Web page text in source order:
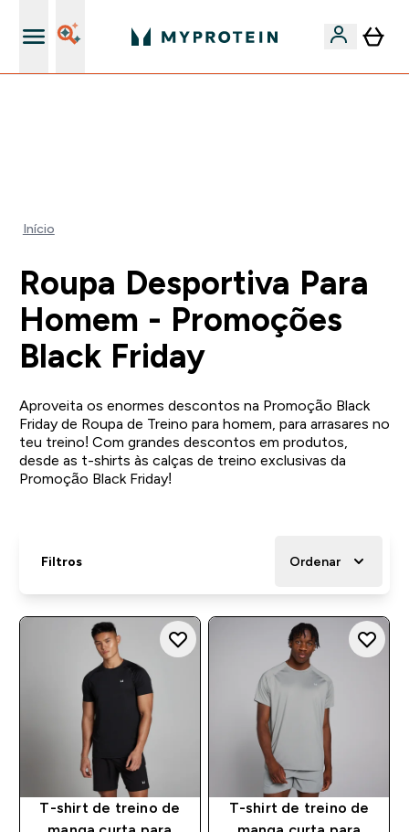
Início
Roupa Desportiva Para
Homem - Promoções
Black Friday
Aproveita os enormes descontos na Promoção Black
Friday de Roupa de Treino para homem, para arrasares no
teu treino! Com grandes descontos em produtos,
desde as t-shirts às calças de treino exclusivas da
Promoção Black Friday!
Filtros Ordenar
T-shirt de treino de
T-shirt de treino de